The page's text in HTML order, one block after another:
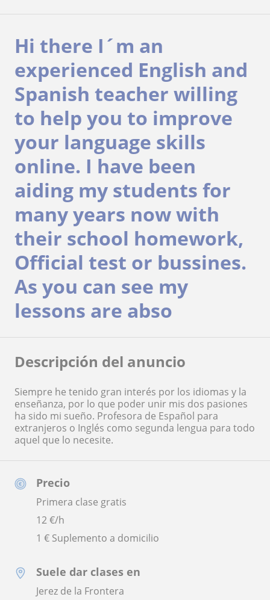
Precio
Primera clase gratis
12€/h
1 € Suplemento a domicilio
Suele dar clases en
Jerez de la Frontera
Hi there I´m an
experienced English and
Spanish teacher willing
to help you to improve
your language skills
online. I have been
aiding my students for
many years now with
their school homework,
Official test or bussines.
As you can see my
lessons are abso
Descripción del anuncio
Siempre he tenido gran interés por los idiomas y la
enseñanza, por lo que poder unir mis dos pasiones
ha sido mi sueño. Profesora de Español para
extranjeros o Inglés como segunda lengua para todo
aquel que lo necesite.